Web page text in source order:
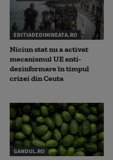
EDITIADEDIMINEATA.RO
Niciun stat nu a activat
mecanismul UE anti-
dezinformare în timpul
crizei din Ceuta
GANDUL.RO